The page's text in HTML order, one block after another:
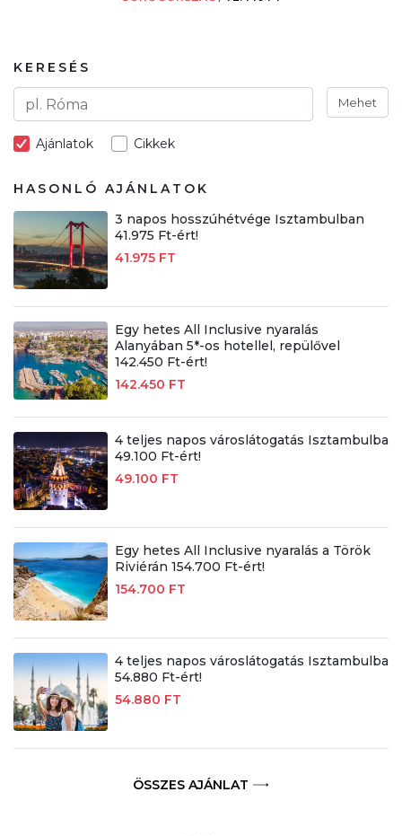
KERESÉS
Mehet
Ajánlatok Cikkek
HASONLÓ AJÁNLATOK
3 napos hosszúhétvége Isztambulban
41.975 Ft-ért!
41.975 FT
Egy hetes All Inclusive nyaralás
Alanyában 5*-os hotellel, repülővel
142.450 Ft-ért!
142.450 FT
4 teljes napos városlátogatás Isztambulba
49.100 Ft-ért!
49.100 FT
Egy hetes All Inclusive nyaralás a Török
Riviérán 154.700 Ft-ért!
154.700 FT
4 teljes napos városlátogatás Isztambulba
54.880 Ft-ért!
54.880 FT
ÖSSZES AJÁNLAT